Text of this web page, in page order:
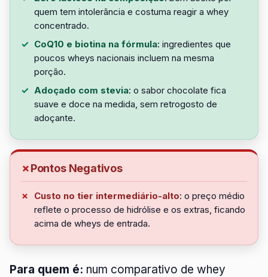
quem tem intolerância e costuma reagir a whey
concentrado.
CoQ10 e biotina na fórmula: ingredientes que
poucos wheys nacionais incluem na mesma
porção.
Adoçado com stevia: o sabor chocolate fica
suave e doce na medida, sem retrogosto de
adoçante.
Pontos Negativos
Custo no tier intermediário-alto: o preço médio
reflete o processo de hidrólise e os extras, ficando
acima de wheys de entrada.
Para quem é: num comparativo de whey